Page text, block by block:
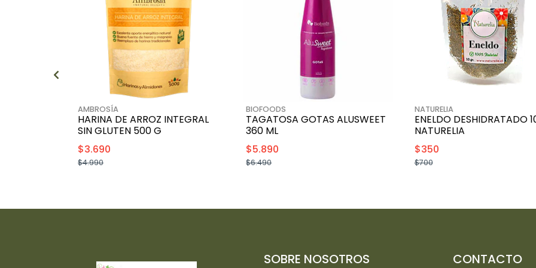
AMBROSÍA
HARINA DE ARROZ INTEGRAL
SIN GLUTEN 500 G
$3.690
$4.990
BIOFOODS
TAGATOSA GOTAS ALUSWEET
360 ML
$5.890
$6.490
NATURELIA
ENELDO DESHIDRATADO
NATURELIA
$350
$700
SOBRE NOSOTROS CONTACTO